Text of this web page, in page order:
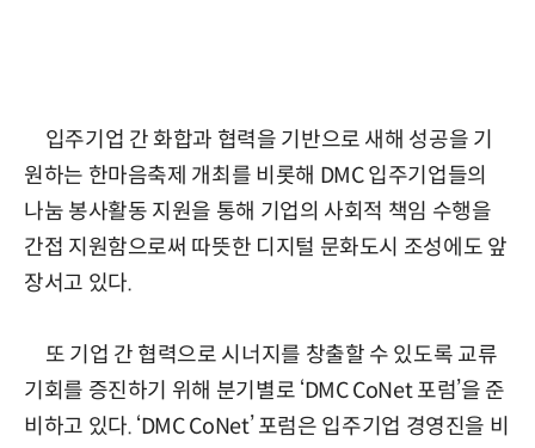
입주기업 간 화합과 협력을 기반으로 새해 성공을 기
원하는 한마음축제 개최를 비롯해 DMC 입주기업들의
나눔 봉사활동 지원을 통해 기업의 사회적 책임 수행을
간접 지원함으로써 따뜻한 디지털 문화도시 조성에도 앞
장서고 있다.
또 기업 간 협력으로 시너지를 창출할 수 있도록 교류
기회를 증진하기 위해 분기별로 ‘DMC CoNet 포럼’을 준
비하고 있다. ‘DMC CoNet’ 포럼은 입주기업 경영진을 비